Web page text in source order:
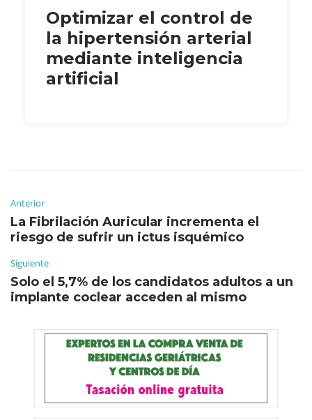
Optimizar el control de
la hipertensión arterial
mediante inteligencia
artificial
Anterior
La Fibrilación Auricular incrementa el
riesgo de sufrir un ictus isquémico
Siguiente
Solo el 5,7% de los candidatos adultos a un
implante coclear acceden al mismo